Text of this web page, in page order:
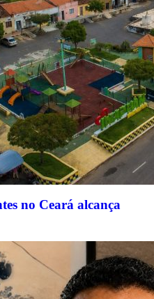
no Ceará alcança